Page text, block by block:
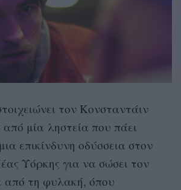
τον Κονσταντάιν
μία ληστεία που πάει
επικίνδυνη οδύσσεια στον
Υόρκης για να σώσει τον
από τη φυλακή, όπου